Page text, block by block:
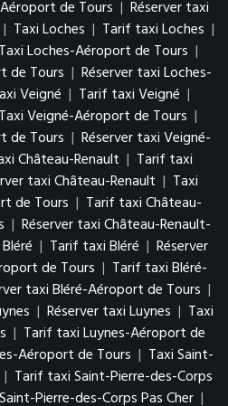
de Tours | Réserver taxi
| Taxi Loches | Tarif taxi Loches |
Taxi Loches-Aéroport de Tours |
de Tours | Réserver taxi Loches-
Veigné | Tarif taxi Veigné |
Taxi Veigné-Aéroport de Tours |
de Tours | Réserver taxi Veigné-
Château-Renault | Tarif taxi
taxi Château-Renault | Taxi
de Tours | Tarif taxi Château-
| Réserver taxi Château-Renault-
| Tarif taxi Bléré | Réserver
de Tours | Tarif taxi Bléré-
taxi Bléré-Aéroport de Tours |
| Réserver taxi Luynes | Taxi
| Tarif taxi Luynes-Aéroport de
Aéroport de Tours | Taxi Saint-
| Tarif taxi Saint-Pierre-des-Corps
Pierre-des-Corps Pas Cher |